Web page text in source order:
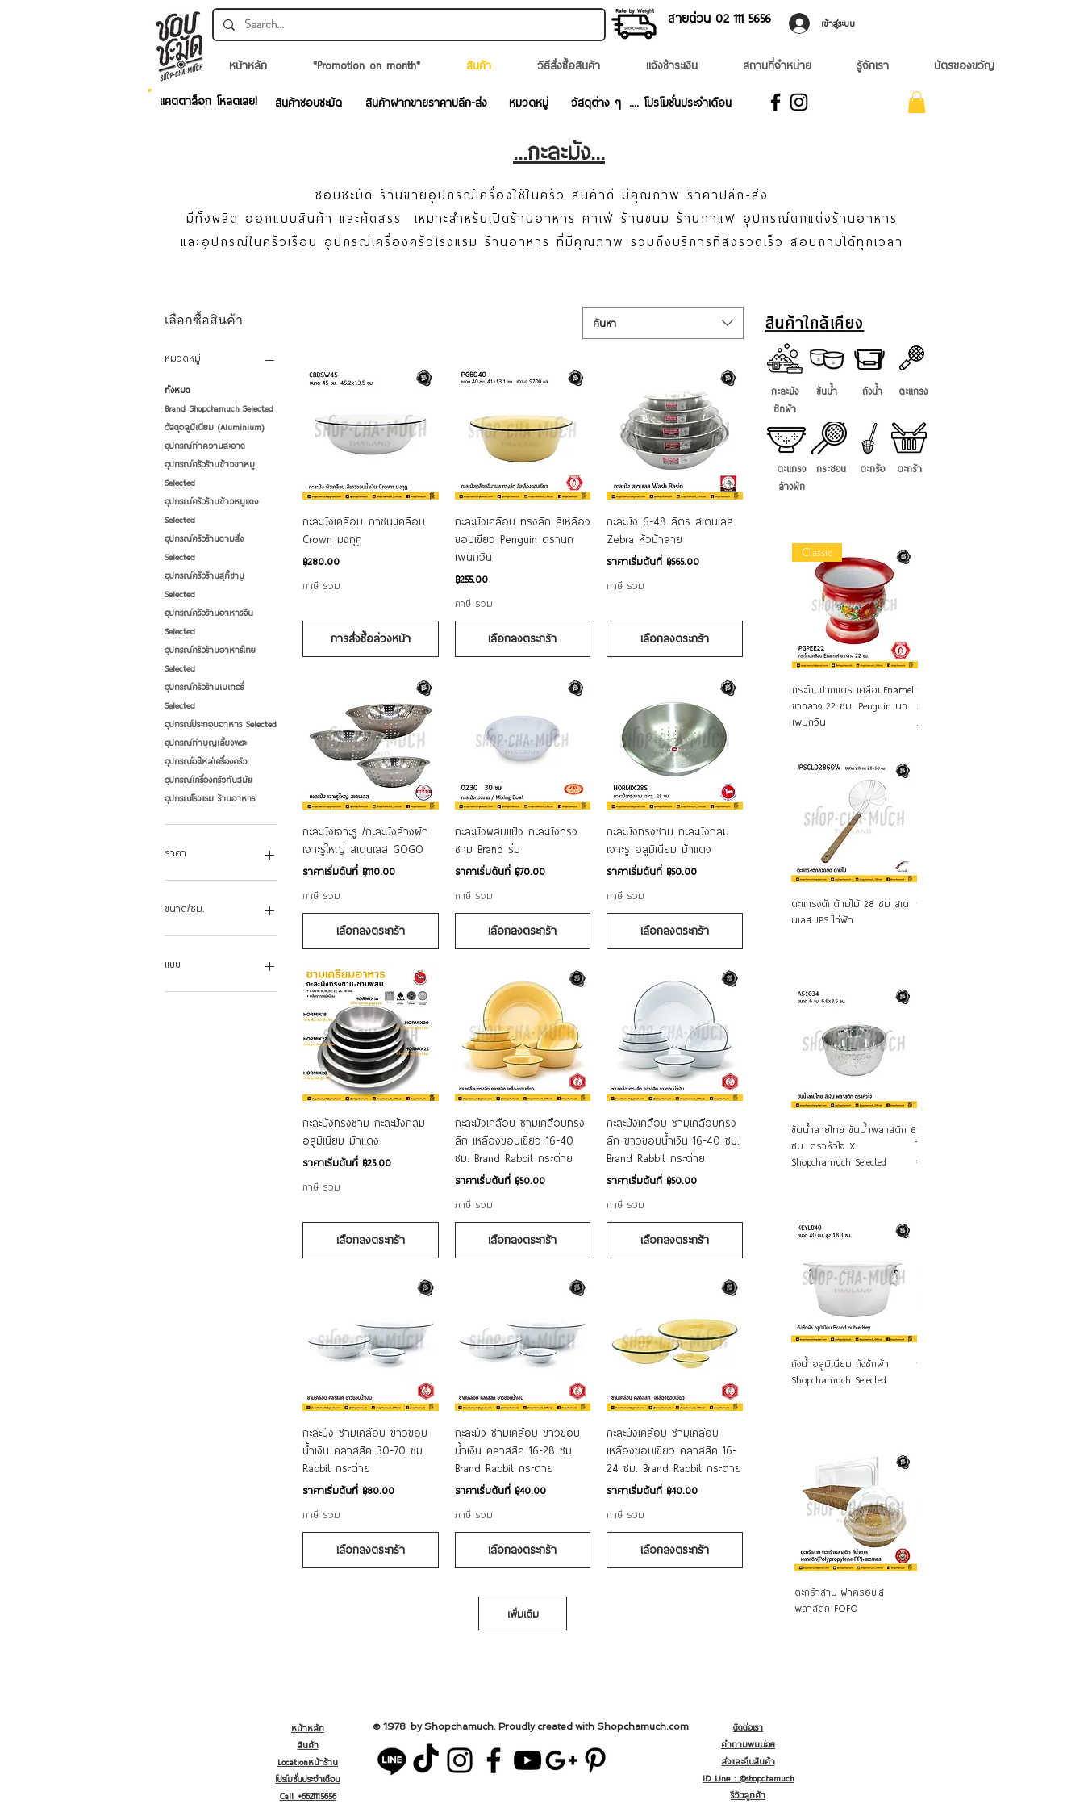
สายด่วน 02 ​111 5656 เข้าสู่ระบบ
หน้าหลัก *Promotion on month* สินค้า วิธีสั่งซื้อสินค้า แจ้งชำระเงิน สถานที่จำหน่าย รู้จักเรา บัตรของขวัญ
สินค้าชอบชะมัด สินค้าฝากขายราคาปลีก-ส่ง หมวดหมู่ วัสดุต่าง ๆ .... โปรโมชั่นประจำเดือน
แคตตาล็อก โหลดเลย!
...กะละมัง...
ชอบชะมัด ร้านขายอุปกรณ์เครื่องใช้ในครัว สินค้าดี มีคุณภาพ ราคาปลีก-ส่ง
มีทั้งผลิต ออกแบบสินค้า และคัดสรร เหมาะสำหรับเปิดร้านอาหาร คาเฟ่ ร้านขนม ร้านกาแฟ อุปกรณ์ตกแต่งร้านอาหาร
และอุปกรณ์ในครัวเรือน อุปกรณ์เครื่องครัวโรงแรม ร้านอาหาร ที่มีคุณภาพ รวมถึงบริการที่ส่งรวดเร็ว สอบถามได้ทุกเวลา
เลือกซื้อสินค้า
หมวดหมู่
ทั้งหมด
Brand Shopchamuch Selected
วัสดุอลูมิเนียม (Aluminium)
อุปกรณ์ทำความสะอาด
อุปกรณ์ครัวร้านข้าวขาหมู
Selected
อุปกรณ์ครัวร้านข้าวหมูแดง
Selected
อุปกรณ์ครัวร้านตามสั่ง
Selected
อุปกรณ์ครัวร้านสุกี้ชาบู
Selected
อุปกรณ์ครัวร้านอาหารจีน
Selected
อุปกรณ์ครัวร้านอาหารไทย
Selected
อุปกรณ์ครัวร้านเบเกอรี่
Selected
อุปกรณ์ประกอบอาหาร Selected
อุปกรณ์ทำบุญเลี้ยงพระ
อุปกรณ์อะไหล่เครื่องครัว
อุปกรณ์เครื่องครัวทันสมัย
อุปกรณ์โรงแรม ร้านอาหาร
ราคา
ขนาด/ซม.
16
22
แบบ
เจาะรูเล็ก
ค้นหา
ดูข้อมูลด่วน
กะละมังเคลือบ ภาชนะเคลือบ
Crown มงกุฎ
ราคา
฿280.00
ภาษี รวม
การสั่งซื้อล่วงหน้า
ดูข้อมูลด่วน
กะละมังเคลือบ ทรงลึก สีเหลือง
ขอบเขียว Penguin ตรานก
เพนกวิน
ราคา
฿255.00
ภาษี รวม
เลือกลงตระกร้า
ดูข้อมูลด่วน
กะละมัง 6-48 ลิตร สเตนเลส
Zebra หัวม้าลาย
ราคาเริ่มต้นที่ ฿565.00
ราคาขายลด
ภาษี รวม
เลือกลงตระกร้า
ดูข้อมูลด่วน
กะละมังเจาะรู /กะละมังล้างผัก
เจาะรูใหญ่ สเตนเลส GOGO
ราคาเริ่มต้นที่ ฿110.00
ราคาขายลด
ภาษี รวม
เลือกลงตระกร้า
ดูข้อมูลด่วน
กะละมังผสมแป้ง กะละมังทรง
ชาม Brand ร่ม
ราคาเริ่มต้นที่ ฿70.00
ราคาขายลด
ภาษี รวม
เลือกลงตระกร้า
ดูข้อมูลด่วน
กะละมังทรงชาม กะละมังกลม
เจาะรู อลูมิเนียม ม้าแดง
ราคาเริ่มต้นที่ ฿50.00
ราคาขายลด
ภาษี รวม
เลือกลงตระกร้า
ดูข้อมูลด่วน
กะละมังทรงชาม กะละมังกลม
อลูมิเนียม ม้าแดง
ราคาเริ่มต้นที่ ฿25.00
ราคาขายลด
ภาษี รวม
เลือกลงตระกร้า
ดูข้อมูลด่วน
กะละมังเคลือบ ชามเคลือบทรง
ลึก เหลืองขอบเขียว 16-40
ซม. Brand Rabbit กระต่าย
ราคาเริ่มต้นที่ ฿50.00
ราคาขายลด
ภาษี รวม
เลือกลงตระกร้า
ดูข้อมูลด่วน
กะละมังเคลือบ ชามเคลือบทรง
ลึก ขาวขอบน้ำเงิน 16-40 ซม.
Brand Rabbit กระต่าย
ราคาเริ่มต้นที่ ฿50.00
ราคาขายลด
ภาษี รวม
เลือกลงตระกร้า
ดูข้อมูลด่วน
กะละมัง ชามเคลือบ ขาวขอบ
น้ำเงิน คลาสสิค 30-70 ซม.
Rabbit กระต่าย
ราคาเริ่มต้นที่ ฿80.00
ราคาขายลด
ภาษี รวม
เลือกลงตระกร้า
ดูข้อมูลด่วน
กะละมัง ชามเคลือบ ขาวขอบ
น้ำเงิน คลาสสิค 16-28 ซม.
Brand Rabbit กระต่าย
ราคาเริ่มต้นที่ ฿40.00
ราคาขายลด
ภาษี รวม
เลือกลงตระกร้า
ดูข้อมูลด่วน
กะละมังเคลือบ ชามเคลือบ
เหลืองขอบเขียว คลาสสิค 16-
24 ซม. Brand Rabbit กระต่าย
ราคาเริ่มต้นที่ ฿40.00
ราคาขายลด
ภาษี รวม
เลือกลงตระกร้า
เพิ่มเติม
สินค้าใกล้เคียง
กะละมัง
ซักผ้า
ขันน้ำ ถังน้ำ ตะแกรง
ตะแกรง
ล้างผัก
ตะกร้อ ตะกร้า
กระชอน
ดูข้อมูลด่วน
Classic
กระโถนปากแตร เคลือบEnamel
ขากลาง 22 ซม. Penguin นก
เพนกวิน
ถังขยะ ขาเหยียบ สีครีม ขนาด
26.4x35.4x45 ความจุ 18L.
JCP5669CREAM
ดูข้อมูลด่วน
ตะแกรงตักด้ามไม้ 28 ซม สเต
นเลส JPS ไก่ฟ้า
กระชอนลวก กระชอนกรอง US
ดูข้อมูลด่วน
ขันน้ำลายไทย ขันน้ำพลาสติก 6
ซม. ตราหัวใจ X
Shopchamuch Selected
ขันน้ำลายไทย (ลายนูน) ขันบุญ
ใหญ่ 22 ซม. อลูมิเนียม CCH
จระเข้
ดูข้อมูลด่วน
ถังน้ำอลูมิเนียม ถังซักผ้า
Shopchamuch Selected
ถังน้ำจิ๋ว ถังเล่นน้ำสงกรานต์ หู
ดูข้อมูลด่วน
ตะกร้าสาน ฝาครอบใส
พลาสติก FOFO
หน้าหลัก
สินค้า
Locationหน้าร้าน
โปรโมชั่นประจำเดือน
Call +6621115656
ติดต่อเรา
คำถามพบบ่อย
ส่งและคืนสินค้า
ID Line : @shopchamuch
รีวิวลูกค้า
© 1978 by Shopchamuch. Proudly created with Shopchamuch.com